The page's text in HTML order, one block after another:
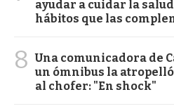
ayudar a cuidar la
hábitos que las
8 Una comunicadora de
un ómnibus la
al chofer: "En shock"